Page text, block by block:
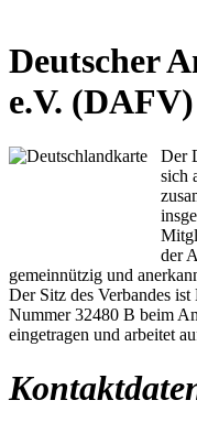
Deutscher
e.V. (DAFV)
Der
sich
der
gemeinnützig und
Der Sitz des Verbandes
Nummer 32480 B beim
eingetragen und arbeitet